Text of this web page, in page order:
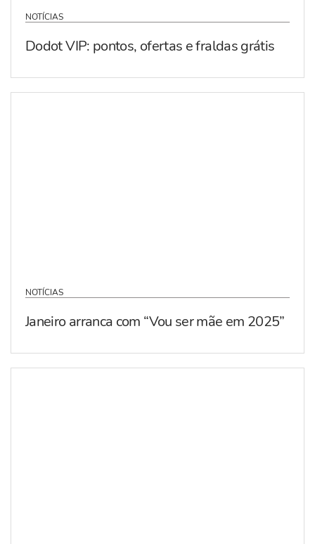
NOTÍCIAS
Dodot VIP: pontos, ofertas e fraldas grátis
NOTÍCIAS
Janeiro arranca com “Vou ser mãe em 2025”